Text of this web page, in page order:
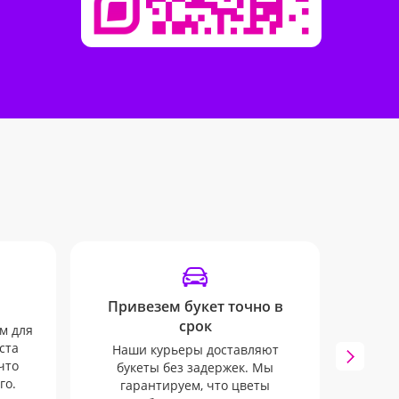
для
Привезем букет точно в
срок
Наши курьеры доставляют
букеты без задержек. Мы
гарантируем, что цветы